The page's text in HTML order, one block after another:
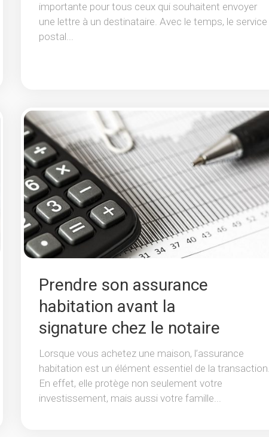
importante pour tous ceux qui souhaitent envoyer
une lettre à un destinataire. Avec le temps, le service
postal...
Prendre son assurance
habitation avant la
signature chez le notaire
Lorsque vous achetez une maison, l’assurance
habitation est un élément essentiel de la transaction.
En effet, elle protège non seulement votre
investissement, mais aussi votre famille...